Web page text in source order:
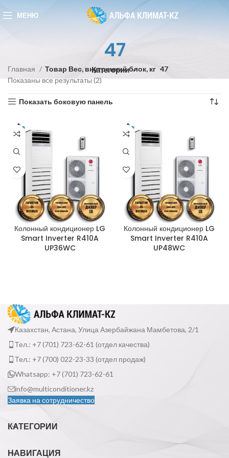
МЕНЮ
47
Категории
Главная Товар Вес, внутренний блок, кг 47
Показаны все результаты (2)
Показать боковую панель
Колонный кондиционер LG
Smart Inverter R410A
UP36WC
Колонный кондиционер LG
Smart Inverter R410A
UP48WC
Казахстан, Астана, Улица Азербайжана Мамбетова, 2/1
Тел.: +7 (701) 723-62-61 (отдел качества)
Тел.: +7 (700) 022-23-33 (отдел продаж)
Whatsapp: +7 (701) 723-62-61
info@multiconditioner.kz
Заявка на сотрудничество
КАТЕГОРИИ
НАВИГАЦИЯ